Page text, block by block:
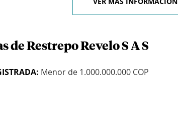
de Restrepo Revelo S A S
Menor de 1.000.000.000 COP